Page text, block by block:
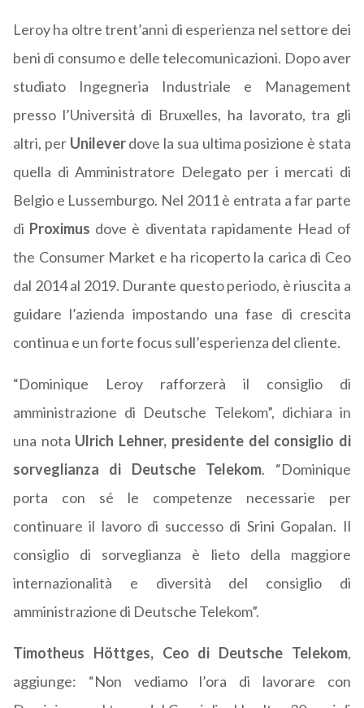
Leroy ha oltre trent’anni di esperienza nel settore dei
beni di consumo e delle telecomunicazioni. Dopo aver
studiato Ingegneria Industriale e Management
presso l’Università di Bruxelles, ha lavorato, tra gli
altri, per Unileverdove la sua ultima posizione è stata
quella di Amministratore Delegato per i mercati di
Belgio e Lussemburgo. Nel 2011 è entrata a far parte
di Proximus dove è diventata rapidamente Head of
the Consumer Market e ha ricoperto la carica di Ceo
dal 2014 al 2019. Durante questo periodo, è riuscita a
guidare l’azienda impostando una fase di crescita
continua e un forte focus sull’esperienza del cliente.
“Dominique Leroy rafforzerà il consiglio di
amministrazione di Deutsche Telekom”, dichiara in
una nota Ulrich Lehner, presidente del consiglio di
sorveglianza di Deutsche Telekom. “Dominique
porta con sé le competenze necessarie per
continuare il lavoro di successo di Srini Gopalan. Il
consiglio di sorveglianza è lieto della maggiore
internazionalità e diversità del consiglio di
amministrazione di Deutsche Telekom”.
Timotheus Höttges, Ceo di Deutsche Telekom,
aggiunge: “Non vediamo l’ora di lavorare con